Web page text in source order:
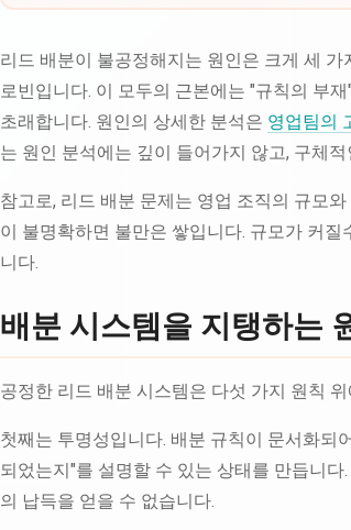
리드 배분이 불공정해지는 원인은 크게 세
로빈입니다. 이 모두의 근본에는 "규칙의 부
초래합니다. 원인의 상세한 분석은 영업팀의
는 원인 분석에는 깊이 들어가지 않고, 구체
참고로, 리드 배분 문제는 영업 조직의 규모
이 불명확하면 불만은 쌓입니다. 규모가 커
니다.
배분 시스템을 지탱하는
공정한 리드 배분 시스템은 다섯 가지 원칙
첫째는 투명성입니다. 배분 규칙이 문서화되
되었는지"를 설명할 수 있는 상태를 만듭니
의 납득을 얻을 수 없습니다.